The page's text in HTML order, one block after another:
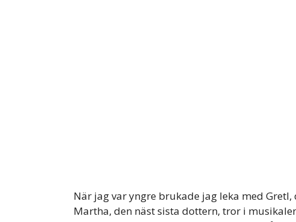
När jag var yngre brukade jag leka med
Martha, den näst sista dottern, tror i